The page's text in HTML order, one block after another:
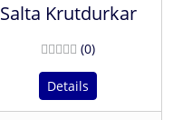
Salta Krutdurkar
(0)
Details